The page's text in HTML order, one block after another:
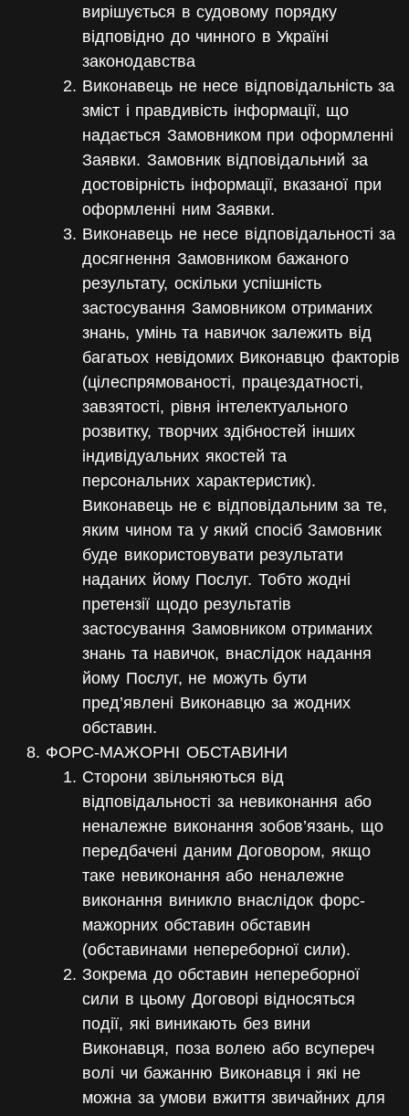
вирішується в судовому порядку
відповідно до чинного в Україні
законодавства
Виконавець не несе відповідальність за
зміст і правдивість інформації, що
надається Замовником при оформленні
Заявки. Замовник відповідальний за
достовірність інформації, вказаної при
оформленні ним Заявки.
Виконавець не несе відповідальності за
досягнення Замовником бажаного
результату, оскільки успішність
застосування Замовником отриманих
знань, умінь та навичок залежить від
багатьох невідомих Виконавцю факторів
(цілеспрямованості, працездатності,
завзятості, рівня інтелектуального
розвитку, творчих здібностей інших
індивідуальних якостей та
персональних характеристик).
Виконавець не є відповідальним за те,
яким чином та у який спосіб Замовник
буде використовувати результати
наданих йому Послуг. Тобто жодні
претензії щодо результатів
застосування Замовником отриманих
знань та навичок, внаслідок надання
йому Послуг, не можуть бути
пред’явлені Виконавцю за жодних
обставин.
ФОРС-МАЖОРНІ ОБСТАВИНИ
Сторони звільняються від
відповідальності за невиконання або
неналежне виконання зобов’язань, що
передбачені даним Договором, якщо
таке невиконання або неналежне
виконання виникло внаслідок форс-
мажорних обставин обставин
(обставинами непереборної сили).
Зокрема до обставин непереборної
сили в цьому Договорі відносяться
події, які виникають без вини
Виконавця, поза волею або всупереч
волі чи бажанню Виконавця і які не
можна за умови вжиття звичайних для